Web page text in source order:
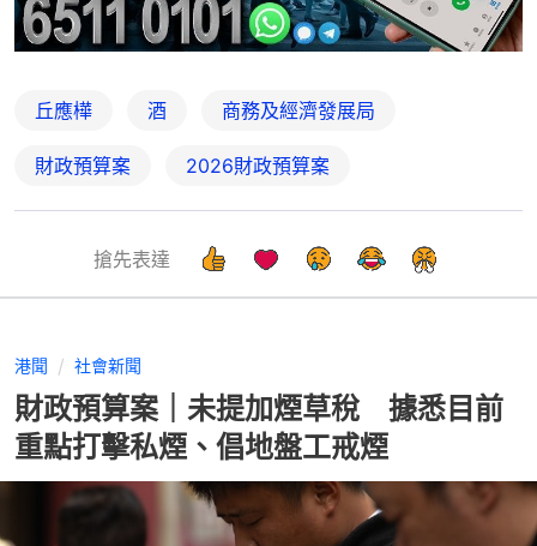
丘應樺 酒 商務及經濟發展局
財政預算案 2026財政預算案
搶先表達
港聞 社會新聞
財政預算案｜未提加煙草稅 據悉目前
重點打擊私煙、倡地盤工戒煙